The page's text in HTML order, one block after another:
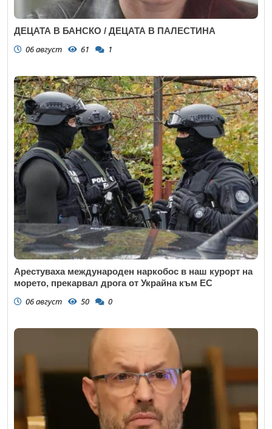
ДЕЦАТА В БАНСКО / ДЕЦАТА В ПАЛЕСТИНА
06 август 61 1
Арестуваха международен наркобос в наш курорт на
морето, прекарвал дрога от Украйна към ЕС
06 август 50 0